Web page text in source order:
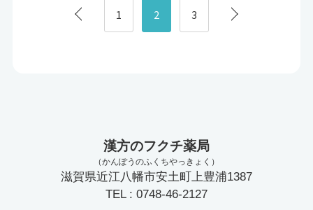
1 2 3
漢方のフクチ薬局
（かんぽうのふくちやっきょく）
滋賀県近江八幡市安土町上豊浦1387
TEL : 0748-46-2127